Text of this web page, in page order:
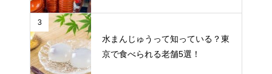
3
水まんじゅうって知っている？東
京で食べられる老舗5選！